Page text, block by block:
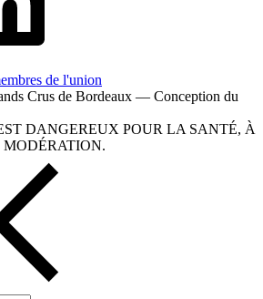
de l'union
Crus de Bordeaux — Conception du
DANGEREUX POUR LA SANTÉ, À